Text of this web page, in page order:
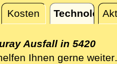
Kosten Technologie
Ausfall in 5420
Ihnen gerne weiter.